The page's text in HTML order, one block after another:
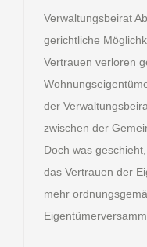
Verwaltungsbeirat
gerichtliche
Vertrauen verloren
der
zwischen der
Doch was
das Vertrauen der
mehr